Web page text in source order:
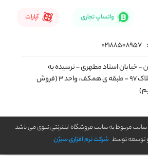
واتساپ تجاری آپارات
02188508957
- خیابان استاد مطهری - نرسیده به
سهروردی - پلاک 97 - طبقه ی همکف، واحد 3 (فروش
مربوط به سایت فروشگاه اینترنتی نبوی می باشد
توسعه توسط شرکت نرم افزاری سیژن